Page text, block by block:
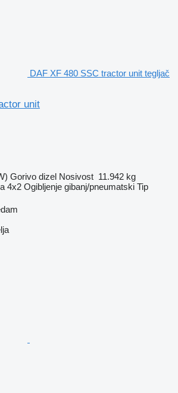
DAF XF 480 SSC tractor unit tegljač
unit
Gorivo dizel Nosivost 11.942 kg
4x2 Ogibljenje gibanj/pneumatski Tip